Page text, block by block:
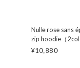
Nulle rose sans
zip hoodie（
¥10,880